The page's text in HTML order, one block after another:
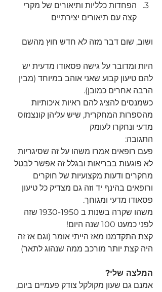
הפחדות כלליות ותיאורים של מקרי
קצה עם תיאורים יצירתיים
ושוב, שום דבר מזה לא חדש חוץ מהשם
היות ומדובר על גישה פסאודו מדעית יש
להם טיעון קבוע שאני אוהב במיוחד (מבין
הרבה אחרים כמובן).
כשמנסים להציג להם ראיות איכותיות
מהספרות המחקרית, שיש עליהן קונצנזוס
מדעי ונחקרו לעומק
התגובה:
פעם רופאים אמרו משהו על זה שסיגריות
לא פוגעות בבריאות ובגלל זה אפשר לבטל
מחקרים ודעות מקצועיות של חוקרים
ורופאים בהינף יד וזה גם מצדיק כל טיעון
פסאודו מדעי ומגוחך.
משהו שקרה בשנות ב 1930-1950 שזה
לפני כמעט 100 שנה היום!
קצת התקדמנו מאז הייתי אומר (וגם אז זה
היה קצת יותר מורכב ממה שנהוג לתאר)
המלצה שלי?
אמנם גם שעון מקולקל צודק פעמיים ביום,